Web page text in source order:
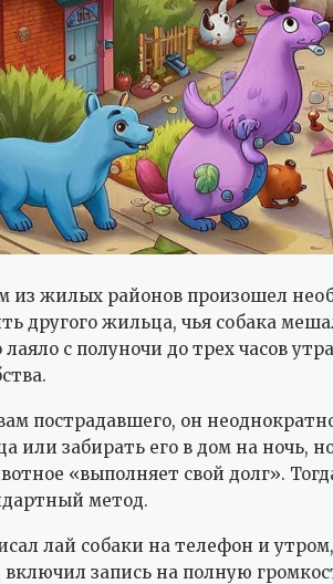
из жилых районов произошел
другого жильца, чья собака
лаяло с полуночи до трех часов
пострадавшего, он
или забирать его в дом на ночь,
«выполняет свой долг».
метод.
лай собаки на телефон и
запись на полную